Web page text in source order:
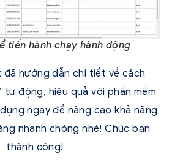
tiến hành chạy hành động
đã hướng dẫn chi tiết về cách
tự động, hiệu quả với phần mềm
ngay để nâng cao khả năng
nhanh chóng nhé! Chúc bạn
thành công!